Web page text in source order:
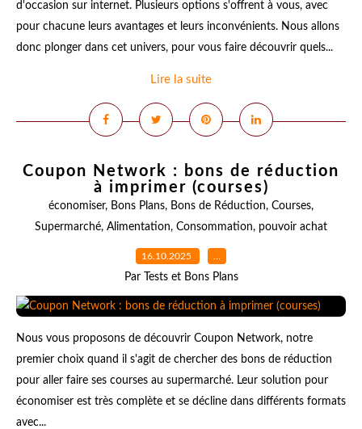
d'occasion sur internet. Plusieurs options s'offrent à vous, avec
pour chacune leurs avantages et leurs inconvénients. Nous allons
donc plonger dans cet univers, pour vous faire découvrir quels...
Lire la suite
Coupon Network : bons de réduction
à imprimer (courses)
économiser, Bons Plans, Bons de Réduction, Courses,
Supermarché, Alimentation, Consommation, pouvoir achat
16.10.2025 …
Par Tests et Bons Plans
Nous vous proposons de découvrir Coupon Network, notre
premier choix quand il s'agit de chercher des bons de réduction
pour aller faire ses courses au supermarché. Leur solution pour
économiser est très complète et se décline dans différents formats
avec...